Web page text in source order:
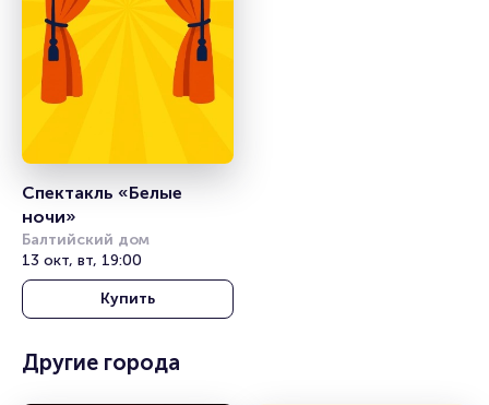
Спектакль «Белые
ночи»
Балтийский дом
13 окт, вт, 19:00
Купить
Другие города